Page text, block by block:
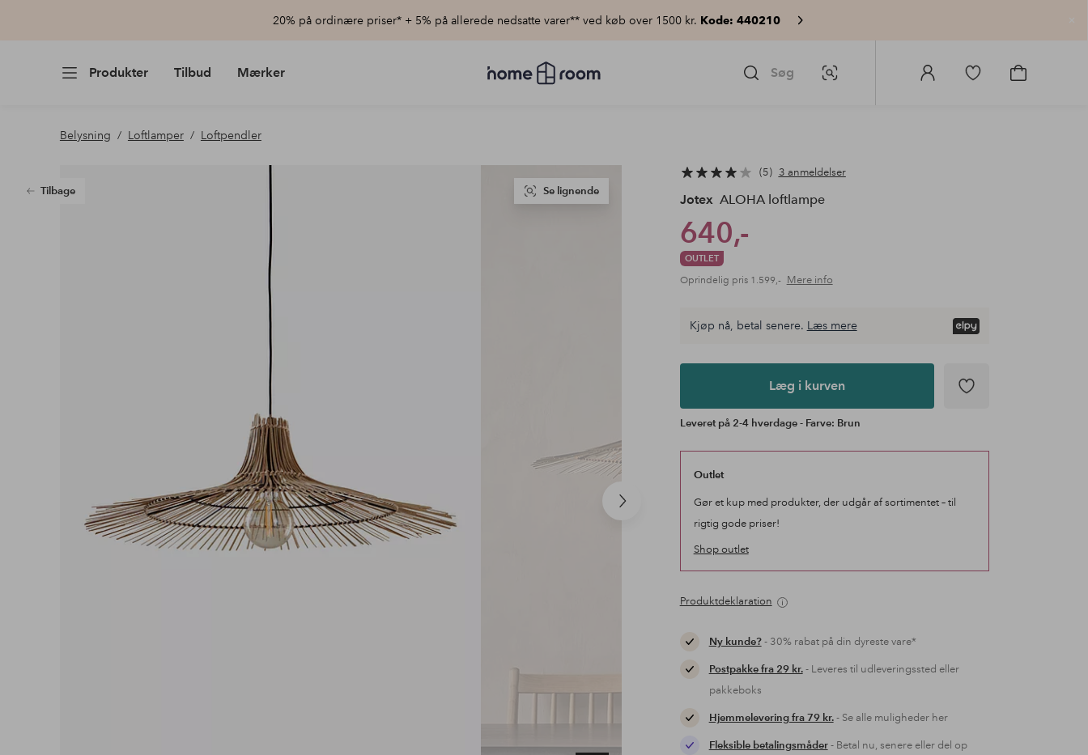
20% på ordinære priser* + 5% på allerede nedsatte varer** ved køb over 1500 kr. Kode: 440210
Produkter Tilbud Mærker
Homeroom
–
pris
Søg Billedsøgning
Log
Gå
Gå
Belysning Loftlamper Loftpendler
Tilbage
Næste
produkt
Se lignende
5 3 anmeldelser
Jotex ALOHA loftlampe
640,-
OUTLET
Oprindelig pris 1.599,- Mere info
Kjøp nå, betal senere. Læs mere
Læg i kurven
Leveret på 2-4 hverdage - Farve: Brun
Outlet
Gør et kup med produkter, der udgår af sortimentet – til
rigtig gode priser!
Shop outlet
Produktdeklaration
Ny kunde?- 30% rabat på din dyreste vare*
Postpakke fra 29 kr.- Leveres til udleveringssted eller
pakkeboks
Hjemmelevering fra 79 kr.- Se alle muligheder her
Fleksible betalingsmåder- Betal nu, senere eller del op